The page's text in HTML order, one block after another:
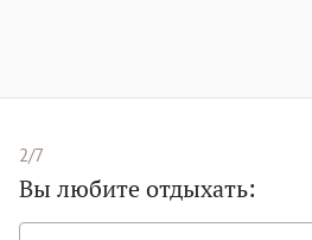
2/7
Вы любите отдыхать: